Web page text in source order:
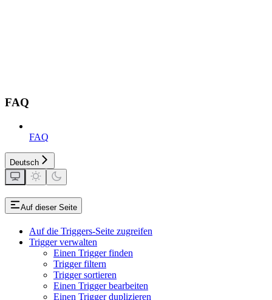
FAQ
FAQ
Deutsch
Auf dieser Seite
Auf die Triggers-Seite zugreifen
Trigger verwalten
Einen Trigger finden
Trigger filtern
Trigger sortieren
Einen Trigger bearbeiten
Einen Trigger duplizieren